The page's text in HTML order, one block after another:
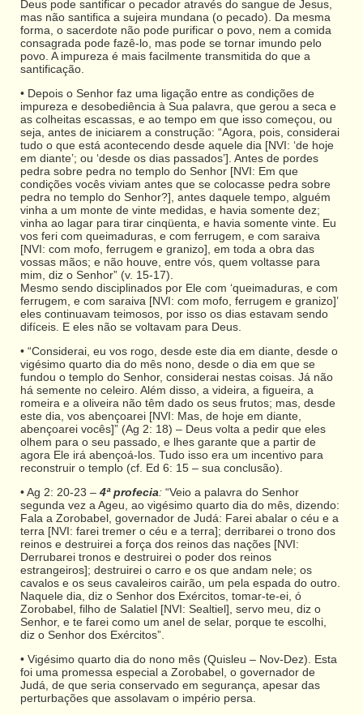
Deus pode santificar o pecador através do sangue de Jesus,
mas não santifica a sujeira mundana (o pecado). Da mesma
forma, o sacerdote não pode purificar o povo, nem a comida
consagrada pode fazê-lo, mas pode se tornar imundo pelo
povo. A impureza é mais facilmente transmitida do que a
santificação.
• Depois o Senhor faz uma ligação entre as condições de
impureza e desobediência à Sua palavra, que gerou a seca e
as colheitas escassas, e ao tempo em que isso começou, ou
seja, antes de iniciarem a construção: “Agora, pois, considerai
tudo o que está acontecendo desde aquele dia [NVI: ‘de hoje
em diante’; ou ‘desde os dias passados’]. Antes de pordes
pedra sobre pedra no templo do Senhor [NVI: Em que
condições vocês viviam antes que se colocasse pedra sobre
pedra no templo do Senhor?], antes daquele tempo, alguém
vinha a um monte de vinte medidas, e havia somente dez;
vinha ao lagar para tirar cinqüenta, e havia somente vinte. Eu
vos feri com queimaduras, e com ferrugem, e com saraiva
[NVI: com mofo, ferrugem e granizo], em toda a obra das
vossas mãos; e não houve, entre vós, quem voltasse para
mim, diz o Senhor” (v. 15-17).
Mesmo sendo disciplinados por Ele com ‘queimaduras, e com
ferrugem, e com saraiva [NVI: com mofo, ferrugem e granizo]’
eles continuavam teimosos, por isso os dias estavam sendo
difíceis. E eles não se voltavam para Deus.
• “Considerai, eu vos rogo, desde este dia em diante, desde o
vigésimo quarto dia do mês nono, desde o dia em que se
fundou o templo do Senhor, considerai nestas coisas. Já não
há semente no celeiro. Além disso, a videira, a figueira, a
romeira e a oliveira não têm dado os seus frutos; mas, desde
este dia, vos abençoarei [NVI: Mas, de hoje em diante,
abençoarei vocês]” (Ag 2: 18) – Deus volta a pedir que eles
olhem para o seu passado, e lhes garante que a partir de
agora Ele irá abençoá-los. Tudo isso era um incentivo para
reconstruir o templo (cf. Ed 6: 15 – sua conclusão).
• Ag 2: 20-23 – 4ª profecia: “Veio a palavra do Senhor
segunda vez a Ageu, ao vigésimo quarto dia do mês, dizendo:
Fala a Zorobabel, governador de Judá: Farei abalar o céu e a
terra [NVI: farei tremer o céu e a terra]; derribarei o trono dos
reinos e destruirei a força dos reinos das nações [NVI:
Derrubarei tronos e destruirei o poder dos reinos
estrangeiros]; destruirei o carro e os que andam nele; os
cavalos e os seus cavaleiros cairão, um pela espada do outro.
Naquele dia, diz o Senhor dos Exércitos, tomar-te-ei, ó
Zorobabel, filho de Salatiel [NVI: Sealtiel], servo meu, diz o
Senhor, e te farei como um anel de selar, porque te escolhi,
diz o Senhor dos Exércitos”.
• Vigésimo quarto dia do nono mês (Quisleu – Nov-Dez). Esta
foi uma promessa especial a Zorobabel, o governador de
Judá, de que seria conservado em segurança, apesar das
perturbações que assolavam o império persa.